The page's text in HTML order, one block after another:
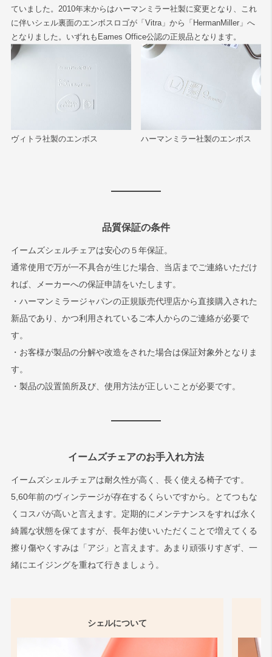
ていました。2010年末からはハーマンミラー社製に変更となり、これ
に伴いシェル裏面のエンボスロゴが「Vitra」から「HermanMiller」へ
となりました。いずれもEames Office公認の正規品となります。
ヴィトラ社製のエンボス ハーマンミラー社製のエンボス
品質保証の条件
イームズシェルチェアは安心の５年保証。
通常使用で万が一不具合が生じた場合、当店までご連絡いただけ
れば、メーカーへの保証申請をいたします。
・ハーマンミラージャパンの正規販売代理店から直接購入された
新品であり、かつ利用されているご本人からのご連絡が必要で
す。
・お客様が製品の分解や改造をされた場合は保証対象外となりま
す。
・製品の設置箇所及び、使用方法が正しいことが必要です。
イームズチェアのお手入れ方法
イームズシェルチェアは耐久性が高く、長く使える椅子です。
5,60年前のヴィンテージが存在するくらいですから。とてつもな
くコスパが高いと言えます。定期的にメンテナンスをすれば永く
綺麗な状態を保てますが、長年お使いいただくことで増えてくる
擦り傷やくすみは「アジ」と言えます。あまり頑張りすぎず、一
緒にエイジングを重ねて行きましょう。
シェルについて